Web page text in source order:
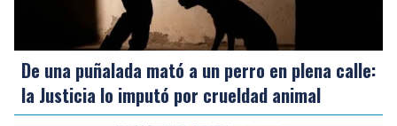
De una puñalada mató a un perro en plena calle:
la Justicia lo imputó por crueldad animal